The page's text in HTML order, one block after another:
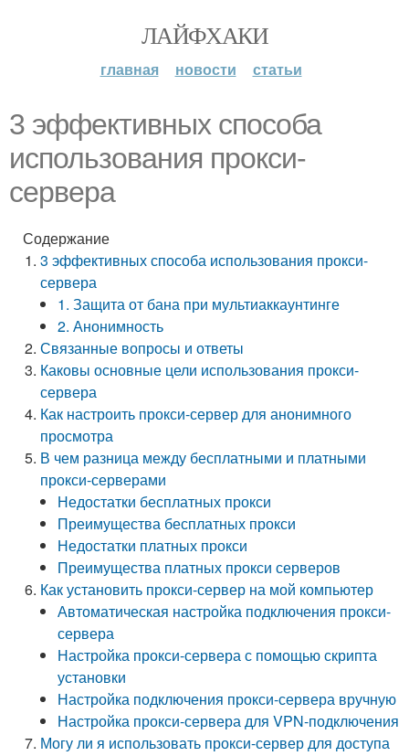
ЛАЙФХАКИ
главная новости статьи
3 эффективных способа
использования прокси-
сервера
Содержание
3 эффективных способа использования прокси-
сервера
1. Защита от бана при мультиаккаунтинге
2. Анонимность
Связанные вопросы и ответы
Каковы основные цели использования прокси-
сервера
Как настроить прокси-сервер для анонимного
просмотра
В чем разница между бесплатными и платными
прокси-серверами
Недостатки бесплатных прокси
Преимущества бесплатных прокси
Недостатки платных прокси
Преимущества платных прокси серверов
Как установить прокси-сервер на мой компьютер
Автоматическая настройка подключения прокси-
сервера
Настройка прокси-сервера с помощью скрипта
установки
Настройка подключения прокси-сервера вручную
Настройка прокси-сервера для VPN-подключения
Могу ли я использовать прокси-сервер для доступа